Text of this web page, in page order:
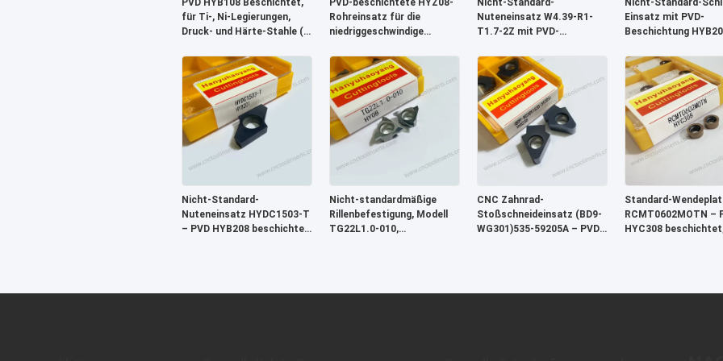
PVD HYB108 Beschichtet,
für Ti-, Ni-Legierungen,
Druck- und Härte-Stahle (>
PVD-beschichtete HYZ08-
Rohreinsatz für die
niedriggeschwindige
Stahl - Modell 62077-
09/29/22/A3 (T2706) CNC-
Schneidwerkzeug
Nicht-Standard-
Nuteneinsatz W4.39-R1-
T1.7-2Z mit PVD-
schwer zerspanbare
Werkstoffe
Nicht-Standard-
Einsatz mit PVD-
Beschichtung
Materialien
Nicht-Standard-
Nuteneinsatz HYDC1503-T
– PVD HYB208 beschichtet,
Nicht-standardmäßige
Rillenbefestigung, Modell
TG22L1.0-010,
CNC Zahnrad-
Stoßschneideinsatz (BD9-
WG301)535-59205A – PVD
Standard-
RCMT0602MOTN –
HYC308